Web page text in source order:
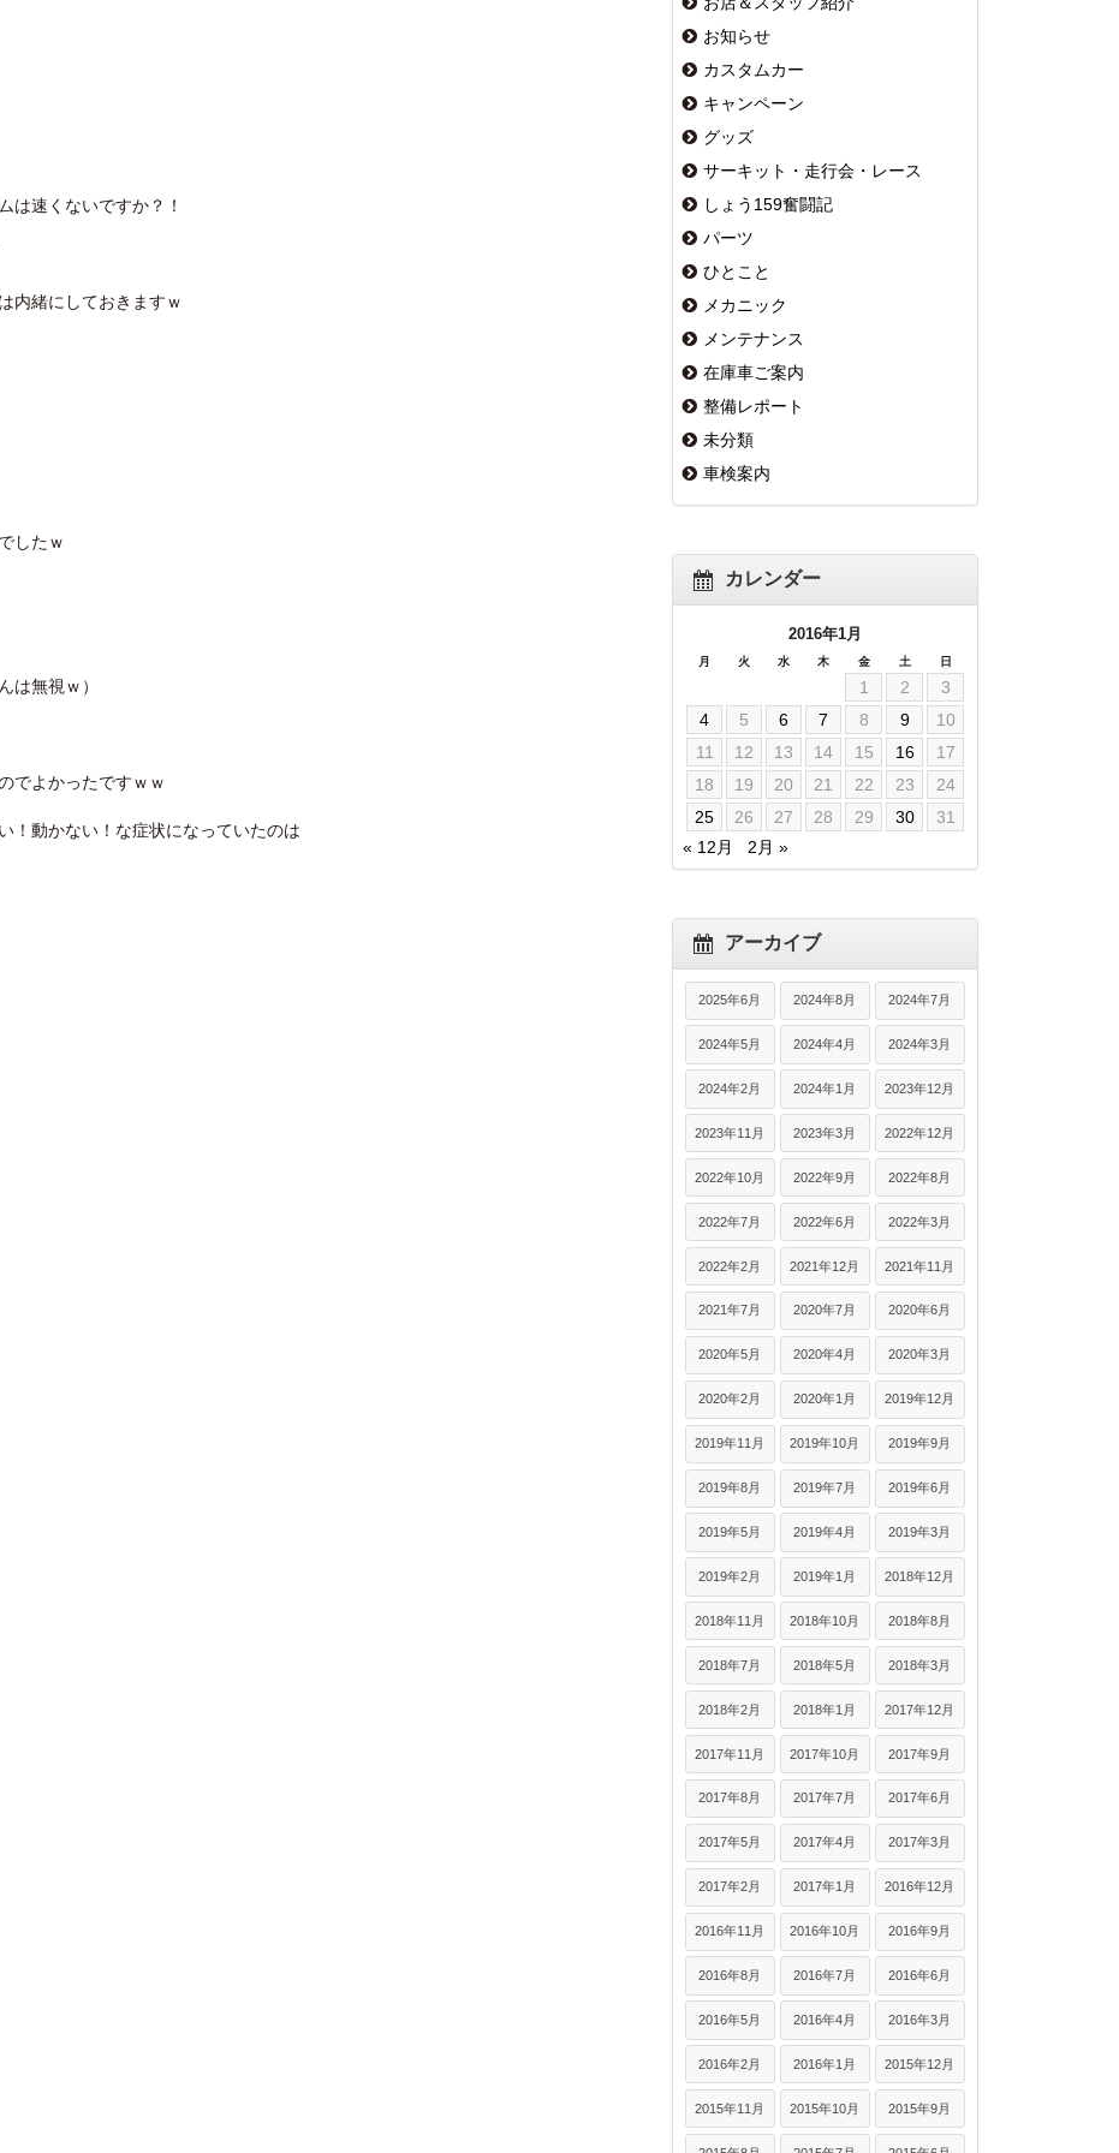
は速くないですか？！
内緒にしておきますｗ
したｗ
は無視ｗ）
でよかったですｗｗ
！動かない！な症状になっていたのは
お知らせ
カスタムカー
キャンペーン
グッズ
サーキット・走行会・レース
しょう159奮闘記
パーツ
ひとこと
メカニック
メンテナンス
在庫車ご案内
整備レポート
未分類
車検案内
カレンダー
2016年1月
月 火 水 木 金 土 日
1 2
3
4
5 6 7 8 9
10
11
12 13 14 15 16
17
18
19 20 21 22 23
24
25
26 27 28 29 30
31
« 12月
2月 »
アーカイブ
2025年6月 2024年8月 2024年7月
2024年5月 2024年4月 2024年3月
2024年2月 2024年1月 2023年12月
2023年11月 2023年3月 2022年12月
2022年10月 2022年9月 2022年8月
2022年7月 2022年6月 2022年3月
2022年2月 2021年12月 2021年11月
2021年7月 2020年7月 2020年6月
2020年5月 2020年4月 2020年3月
2020年2月 2020年1月 2019年12月
2019年11月 2019年10月 2019年9月
2019年8月 2019年7月 2019年6月
2019年5月 2019年4月 2019年3月
2019年2月 2019年1月 2018年12月
2018年11月 2018年10月 2018年8月
2018年7月 2018年5月 2018年3月
2018年2月 2018年1月 2017年12月
2017年11月 2017年10月 2017年9月
2017年8月 2017年7月 2017年6月
2017年5月 2017年4月 2017年3月
2017年2月 2017年1月 2016年12月
2016年11月 2016年10月 2016年9月
2016年8月 2016年7月 2016年6月
2016年5月 2016年4月 2016年3月
2016年2月 2016年1月 2015年12月
2015年11月 2015年10月 2015年9月